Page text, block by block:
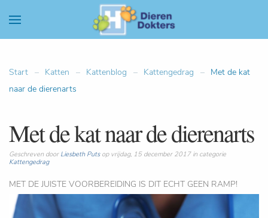
Start Katten Kattenblog Kattengedrag
Met de kat
naar de dierenarts
Met de kat naar de dierenarts
Geschreven door Liesbeth Putsop vrijdag, 15 december 2017 in categorie
Kattengedrag
MET DE JUISTE VOORBEREIDING IS DIT ECHT GEEN RAMP!